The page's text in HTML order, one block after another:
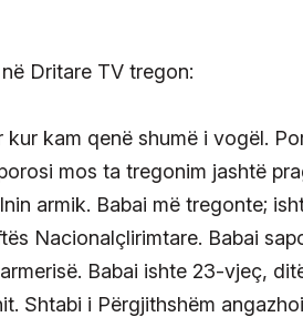
Dritare TV tregon:
kam qenë shumë i vogël.
mos ta tregonim jashtë
armik. Babai më tregonte;
Nacionalçlirimtare. Babai
Babai ishte 23-vjeç,
Shtabi i Përgjithshëm